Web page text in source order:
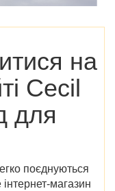
на
Cecil
для
поєднуються
інтернет-магазин